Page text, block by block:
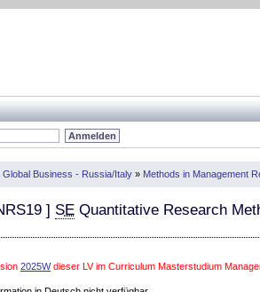
Business - Russia/Italy » Methods in Management
] SE Quantitative Research
2025Wdieser LV im Curriculum Masterstudium